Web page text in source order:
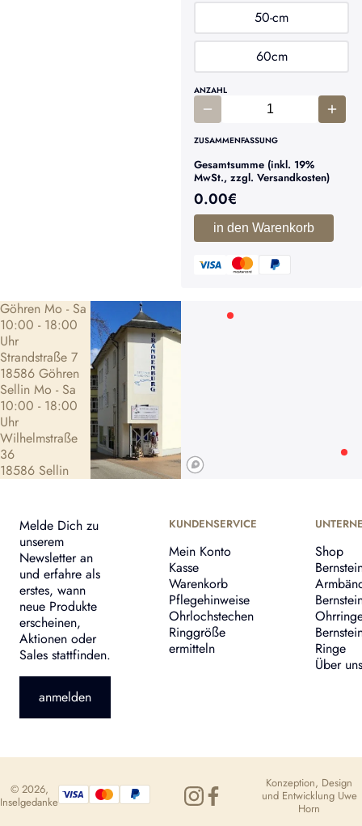
50-cm
60cm
ANZAHL
ZUSAMMENFASSUNG
Gesamtsumme (inkl. 19%
MwSt., zzgl. Versandkosten)
0.00€
in den Warenkorb
Göhren Mo - Sa
10:00 - 18:00
Uhr
Strandstraße 7
18586 Göhren
Sellin Mo - Sa
10:00 - 18:00
Uhr
Wilhelmstraße
36
18586 Sellin
Melde Dich zu
unserem
Newsletter an
und erfahre als
erstes, wann
neue Produkte
erscheinen,
Aktionen oder
Sales stattfinden.
anmelden
KUNDENSERVICE
Mein Konto
Kasse
Warenkorb
Pflegehinweise
Ohrlochstechen
Ringgröße
ermitteln
Shop
Ringe
Über uns
© 2026,
Inselgedanke
Konzeption, Design
und Entwicklung Uwe
Horn